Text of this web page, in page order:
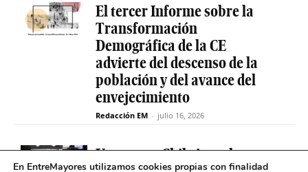
El tercer Informe sobre la
Transformación
Demográfica de la CE
advierte del descenso de la
población y del avance del
envejecimiento
Redacción EM - julio 16, 2026
Uruguay y Chile impulsan un
En EntreMayores utilizamos cookies propias con finalidad